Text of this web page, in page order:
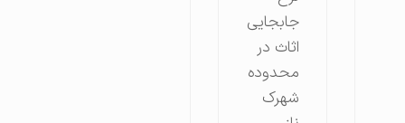
جابجایی
اثاث در
محدوده
شهرک